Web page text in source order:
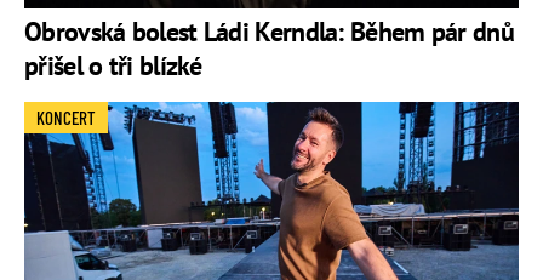
Obrovská bolest Ládi Kerndla: Během pár dnů
přišel o tři blízké
KONCERT